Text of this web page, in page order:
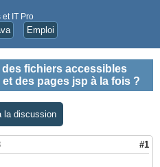
IT Pro
Emploi
fichiers accessibles
des pages jsp à la fois ?
la discussion
#1